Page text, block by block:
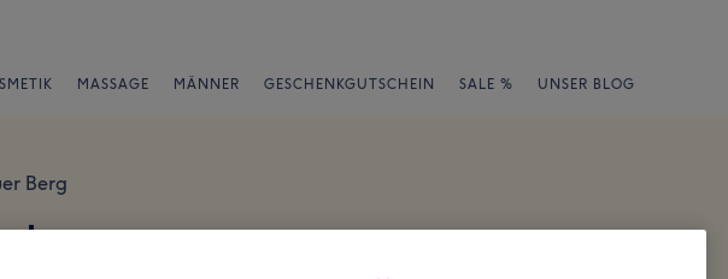
MASSAGE MÄNNER GESCHENKGUTSCHEIN SALE % UNSER BLOG
Berg